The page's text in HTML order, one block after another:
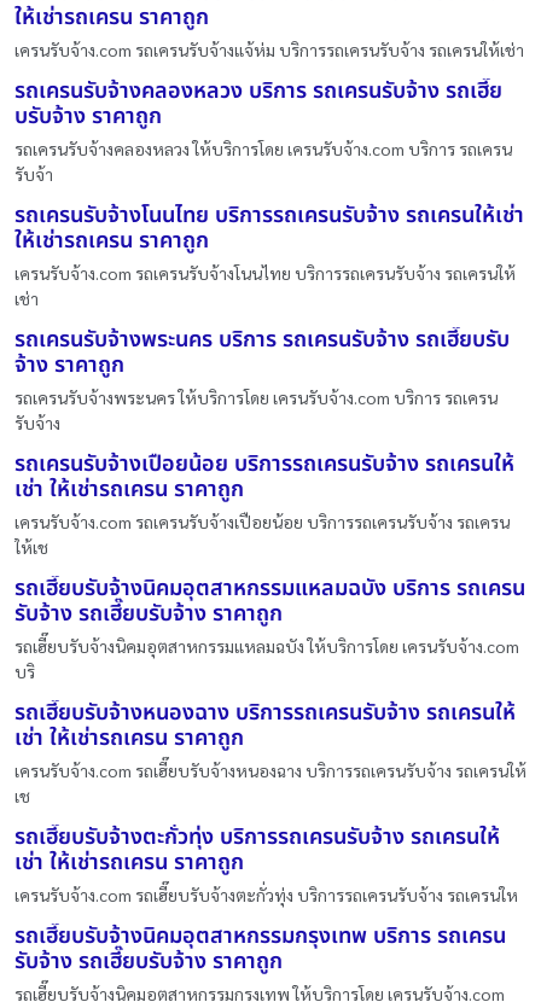
ให้เช่ารถเครน ราคาถูก
เครนรับจ้าง.com รถเครนรับจ้างแจ้ห่ม บริการรถเครนรับจ้าง รถเครนให้เช่า
รถเครนรับจ้างคลองหลวง บริการ รถเครนรับจ้าง รถเฮี๊ย
บรับจ้าง ราคาถูก
รถเครนรับจ้างคลองหลวง ให้บริการโดย เครนรับจ้าง.com บริการ รถเครน
รับจ้า
รถเครนรับจ้างโนนไทย บริการรถเครนรับจ้าง รถเครนให้เช่า
ให้เช่ารถเครน ราคาถูก
เครนรับจ้าง.com รถเครนรับจ้างโนนไทย บริการรถเครนรับจ้าง รถเครนให้
เช่า
รถเครนรับจ้างพระนคร บริการ รถเครนรับจ้าง รถเฮี๊ยบรับ
จ้าง ราคาถูก
รถเครนรับจ้างพระนคร ให้บริการโดย เครนรับจ้าง.com บริการ รถเครน
รับจ้าง
รถเครนรับจ้างเปือยน้อย บริการรถเครนรับจ้าง รถเครนให้
เช่า ให้เช่ารถเครน ราคาถูก
เครนรับจ้าง.com รถเครนรับจ้างเปือยน้อย บริการรถเครนรับจ้าง รถเครน
ให้เช
รถเฮี๊ยบรับจ้างนิคมอุตสาหกรรมแหลมฉบัง บริการ รถเครน
รับจ้าง รถเฮี๊ยบรับจ้าง ราคาถูก
รถเฮี๊ยบรับจ้างนิคมอุตสาหกรรมแหลมฉบัง ให้บริการโดย เครนรับจ้าง.com
บริ
รถเฮี๊ยบรับจ้างหนองฉาง บริการรถเครนรับจ้าง รถเครนให้
เช่า ให้เช่ารถเครน ราคาถูก
เครนรับจ้าง.com รถเฮี๊ยบรับจ้างหนองฉาง บริการรถเครนรับจ้าง รถเครนให้
เช
รถเฮี๊ยบรับจ้างตะกั่วทุ่ง บริการรถเครนรับจ้าง รถเครนให้
เช่า ให้เช่ารถเครน ราคาถูก
เครนรับจ้าง.com รถเฮี๊ยบรับจ้างตะกั่วทุ่ง บริการรถเครนรับจ้าง รถเครนให
รถเฮี๊ยบรับจ้างนิคมอุตสาหกรรมกรุงเทพ บริการ รถเครน
รับจ้าง รถเฮี๊ยบรับจ้าง ราคาถูก
รถเฮี๊ยบรับจ้างนิคมอุตสาหกรรมกรุงเทพ ให้บริการโดย เครนรับจ้าง.com